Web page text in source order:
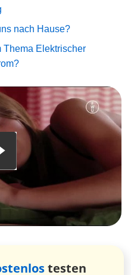
nach Hause?
Thema Elektrischer
testen